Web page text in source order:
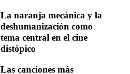
La naranja mecánica y la
deshumanización como
tema central en el cine
distópico
Las canciones más